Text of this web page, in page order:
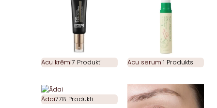
Acu krēmi7 Produkti Acu serumi1 Produkts
Ādai778 Produkti